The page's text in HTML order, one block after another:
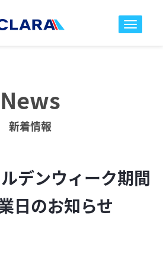
toggle
News
新着情報
デンウィーク期間
日のお知らせ